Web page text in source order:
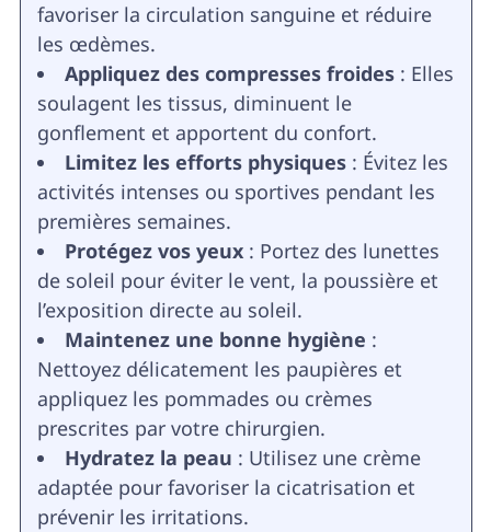
favoriser la circulation sanguine et réduire
les œdèmes.
Appliquez des compresses froides: Elles
soulagent les tissus, diminuent le
gonflement et apportent du confort.
Limitez les efforts physiques: Évitez les
activités intenses ou sportives pendant les
premières semaines.
Protégez vos yeux: Portez des lunettes
de soleil pour éviter le vent, la poussière et
l’exposition directe au soleil.
Maintenez une bonne hygiène :
Nettoyez délicatement les paupières et
appliquez les pommades ou crèmes
prescrites par votre chirurgien.
Hydratez la peau : Utilisez une crème
adaptée pour favoriser la cicatrisation et
prévenir les irritations.